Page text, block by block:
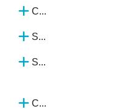
C...
S...
S...
C...